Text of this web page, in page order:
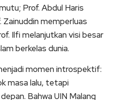
Prof. Abdul Haris
memperluas
Ilfi melanjutkan visi besar
berkelas dunia.
momen introspektif:
masa lalu, tetapi
Bahwa UIN Malang